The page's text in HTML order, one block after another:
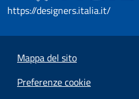
https://designers.italia.it/
Mappa del sito
Preferenze cookie